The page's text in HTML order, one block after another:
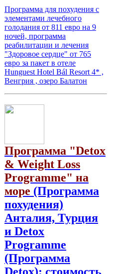
Программа для похудения с
элементами лечебного
голодания от 811 евро на 9
ночей, программа
реабилитации и лечения
"Здоровое сердце" от 765
евро за пакет в отеле
Hunguest Hotel Bál Resort 4* ,
Венгрия , озеро Балатон
Программа "Detox
& Weight Loss
Programme" на
море (Программа
похудения)
Анталия, Турция
и Detox
Programme
(Программа